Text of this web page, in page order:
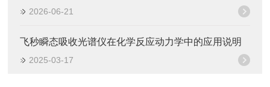
2026-06-21
飞秒瞬态吸收光谱仪在化学反应动力学中的应用说明
2025-03-17